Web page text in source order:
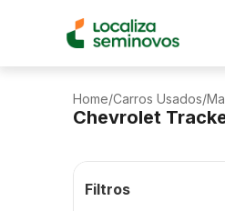
Home/Carros Usados/
Chevrolet
Filtros